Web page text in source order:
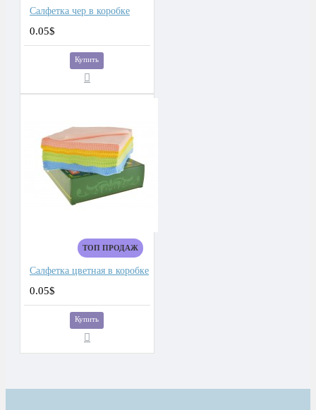
Салфетка чер в коробке
0.05$
Купить
ТОП ПРОДАЖ
Салфетка цветная в коробке
0.05$
Купить